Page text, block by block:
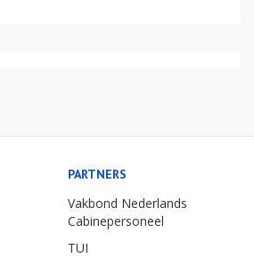
PARTNERS
Vakbond Nederlands
Cabinepersoneel
TUI